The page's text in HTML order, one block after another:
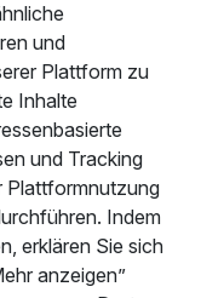
und
der Unterkunft.
werden
nutzen oder
Rafting
für Ballsportarten
Im Winter
Das Hotel bietet
Fahrradverleih an.
und
Plattform zu
Inhalte
und Tracking
Plattformnutzung
Indem
erklären Sie sich
anzeigen”